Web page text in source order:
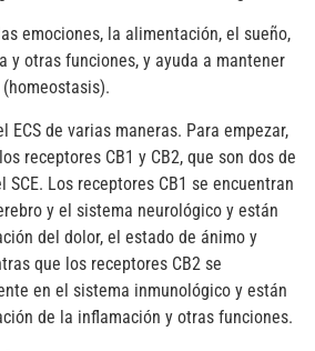
emociones, la alimentación, el sueño,
y otras funciones, y ayuda a mantener
ECS de varias maneras. Para empezar,
receptores CB1 y CB2, que son dos de
Los receptores CB1 se encuentran
y el sistema neurológico y están
del dolor, el estado de ánimo y
que los receptores CB2 se
en el sistema inmunológico y están
de la inflamación y otras funciones.